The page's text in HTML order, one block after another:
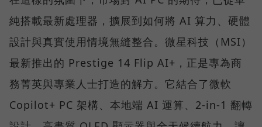
純搭載最新處理器，擴展到如何將 AI 算力、硬體
設計與真實使用情境無縫整合。微星科技（MSI）
最新推出的 Prestige 14 Flip AI+，正是專為商
務菁英與專業人士打造的解方。它結合了微軟
Copilot+ PC 架構、本地端 AI 運算、2-in-1 翻轉